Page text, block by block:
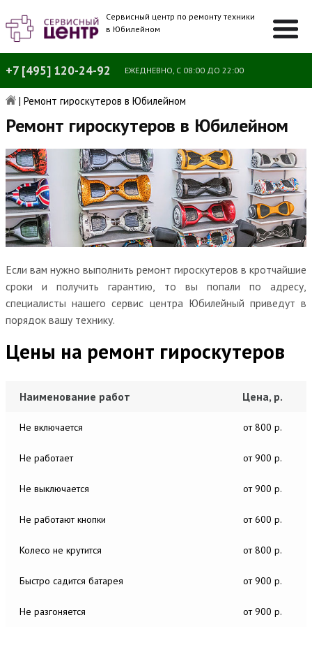
Сервисный центр по ремонту техники
в Юбилейном
+7 [495] 120-24-92 ЕЖЕДНЕВНО, С 08:00 ДО 22:00
| Ремонт гироскутеров в Юбилейном
Ремонт гироскутеров в Юбилейном
Если вам нужно выполнить ремонт гироскутеров в кротчайшие
сроки и получить гарантию, то вы попали по адресу,
специалисты нашего сервис центра Юбилейный приведут в
порядок вашу технику.
Цены на ремонт гироскутеров
Наименование работ Цена, р.
Не включается от 800 р.
Не работает от 900 р.
Не выключается от 900 р.
Не работают кнопки от 600 р.
Колесо не крутится от 800 р.
Быстро садится батарея от 900 р.
Не разгоняется от 900 р.